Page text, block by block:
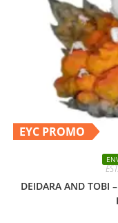
EYC PROMO
DEIDARA AND TOBI